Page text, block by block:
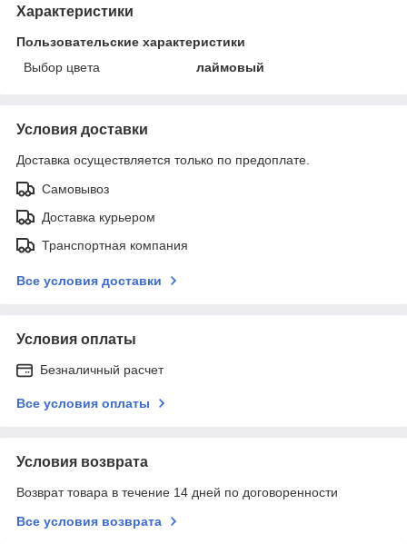
Характеристики
Пользовательские характеристики
Выбор цвета
лаймовый
Условия доставки
Доставка осуществляется только по предоплате.
Самовывоз
Доставка курьером
Транспортная компания
Все условия доставки
Условия оплаты
Безналичный расчет
Все условия оплаты
Условия возврата
Возврат товара в течение 14 дней по договоренности
Все условия возврата